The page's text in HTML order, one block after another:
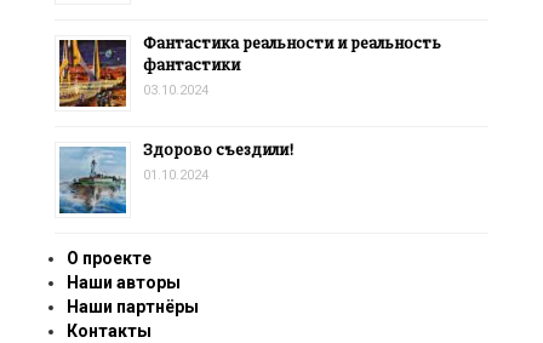
Фантастика реальности и реальность
фантастики
03.10.2024
Здорово съездили!
01.10.2024
О проекте
Наши авторы
Наши партнёры
Контакты